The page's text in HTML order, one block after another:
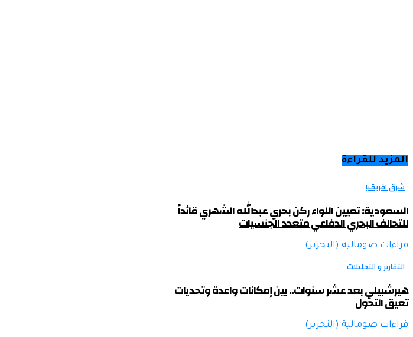
المزيد للقراءة
شرق افريقيا
السعودية: تعيين اللواء ركن بحري عبدالله الشهري قائداً
للتحالف البحري الدفاعي متعدد الجنسيات
قراءات صومالية (التحرير)
التقارير و التحليلات
هيرشبيلي بعد عشر سنوات.. بين إمكانات واعدة وتحديات
تعيق التحول
قراءات صومالية (التحرير)